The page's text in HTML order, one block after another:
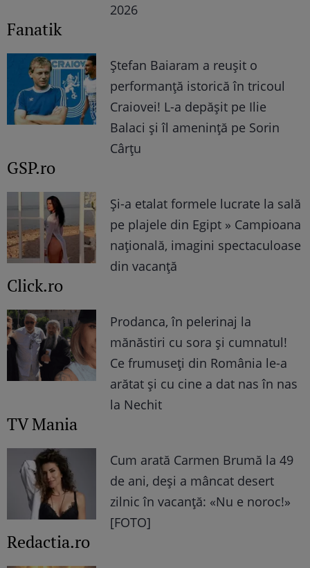
2026
Fanatik
Ștefan Baiaram a reușit o
performanță istorică în tricoul
Craiovei! L-a depășit pe Ilie
Balaci și îl amenință pe Sorin
Cârțu
GSP.ro
Și-a etalat formele lucrate la sală
pe plajele din Egipt » Campioana
națională, imagini spectaculoase
din vacanță
Click.ro
Prodanca, în pelerinaj la
mănăstiri cu sora și cumnatul!
Ce frumuseți din România le-a
arătat și cu cine a dat nas în nas
la Nechit
TV Mania
Cum arată Carmen Brumă la 49
de ani, deși a mâncat desert
zilnic în vacanță: «Nu e noroc!»
[FOTO]
Redactia.ro